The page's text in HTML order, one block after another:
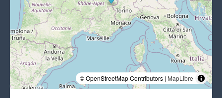
© OpenStreetMap Contributors | MapLibre